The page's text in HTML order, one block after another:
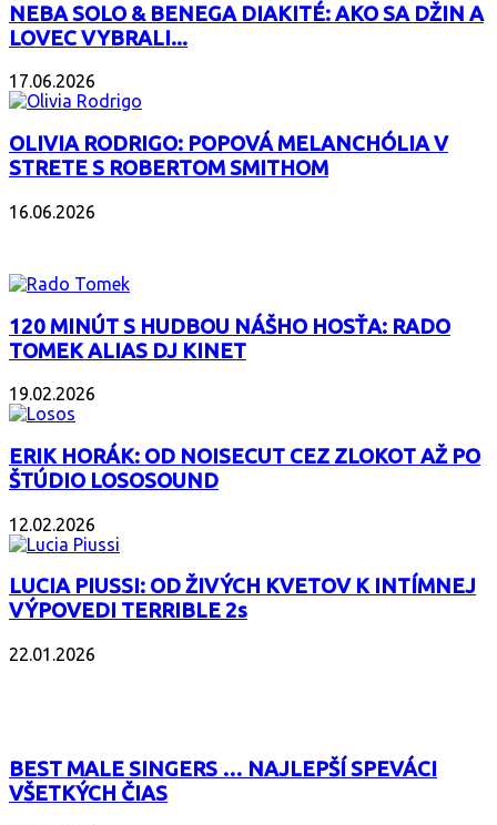
NEBA SOLO & BENEGA DIAKITÉ: AKO SA DŽIN A
LOVEC VYBRALI...
17.06.2026
OLIVIA RODRIGO: POPOVÁ MELANCHÓLIA V
STRETE S ROBERTOM SMITHOM
16.06.2026
120 MINÚT S HUDBOU NÁŠHO HOSŤA: RADO
TOMEK ALIAS DJ KINET
19.02.2026
ERIK HORÁK: OD NOISECUT CEZ ZLOKOT AŽ PO
ŠTÚDIO LOSOSOUND
12.02.2026
LUCIA PIUSSI: OD ŽIVÝCH KVETOV K INTÍMNEJ
VÝPOVEDI TERRIBLE 2s
22.01.2026
BEST MALE SINGERS … NAJLEPŠÍ SPEVÁCI
VŠETKÝCH ČIAS